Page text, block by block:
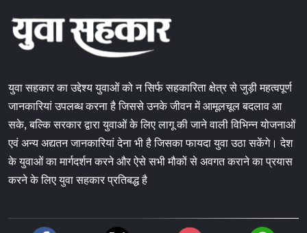
युवा सहकार का उद्देश्य युवाओं को न सिर्फ सहकारिता क्षेत्र से जुड़ी महत्वपूर्ण
जानकारियां उपलब्ध करना है जिससे उनके जीवन में आमूलचूल बदलाव आ
सके, बल्कि सरकार द्वारा युवाओं के लिए लागू की जाने वाली विभिन्न योजनाओं
एवं अन्य अद्यतन जानकारियां देना भी है जिसका फायदा युवा उठा सकेंगे। देश
के युवाओं का मार्गदर्शन करने और ऐसे सभी मौकों से अवगत कराने का प्रयास
करने के लिए युवा सहकार प्रतिबद्ध है